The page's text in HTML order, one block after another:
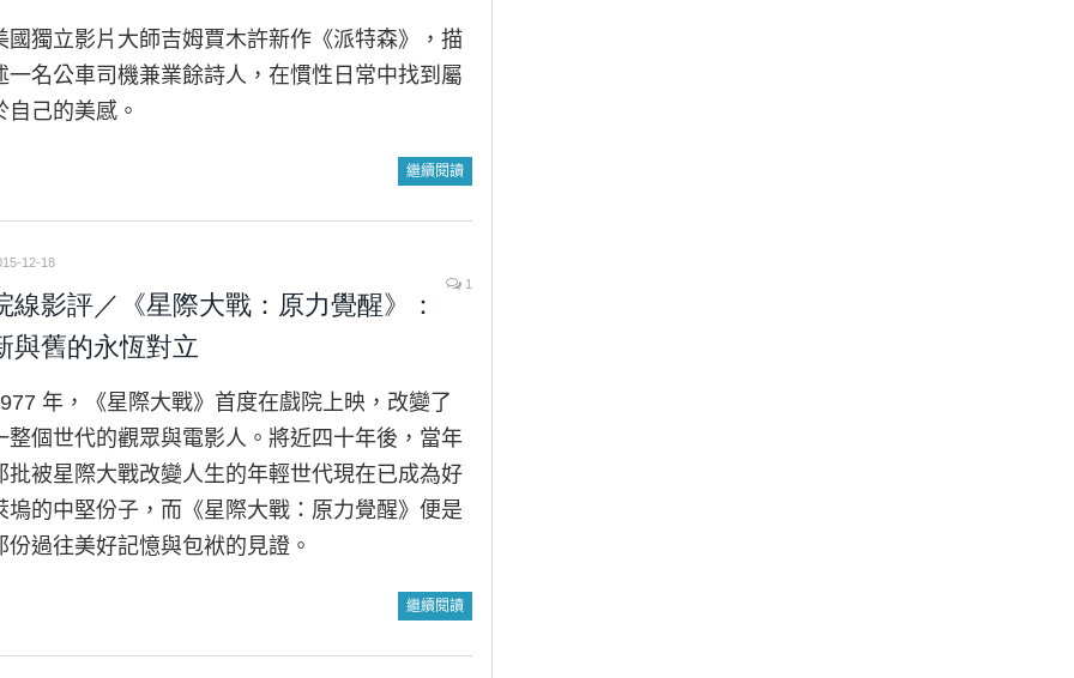
國獨立影片大師吉姆賈木許新作《派特森》，描
一名公車司機兼業餘詩人，在慣性日常中找到屬
自己的美感。
繼續閱讀
12-18
1
線影評／《星際大戰：原力覺醒》：
與舊的永恆對立
年，《星際大戰》首度在戲院上映，改變了
整個世代的觀眾與電影人。將近四十年後，當年
批被星際大戰改變人生的年輕世代現在已成為好
塢的中堅份子，而《星際大戰：原力覺醒》便是
份過往美好記憶與包袱的見證。
繼續閱讀